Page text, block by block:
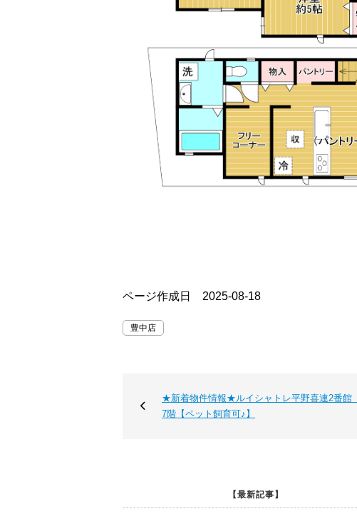
ページ作成日 2025-08-18
豊中店
★新着物件情報★ルイシャトレ平野喜連2番館
7階【ペット飼育可♪】
【最新記事】